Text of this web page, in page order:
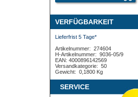
VERFÜGBARKEIT
Lieferfrist 5 Tage*
Artikelnummer: 274604
H-Artikelnummer: 9036-05/9
EAN: 4000896142569
Versandkategorie: 50
Gewicht: 0,1800 Kg
SERVICE